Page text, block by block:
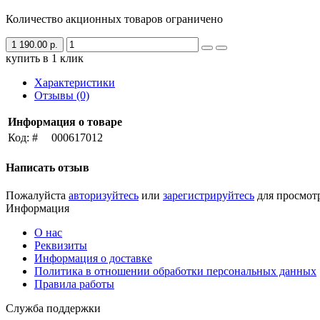
Количество акционных товаров ограничено
1 190.00 р.
купить в 1 клик
Характеристики
Отзывы (0)
Информация о товаре
Код: #
000617012
Написать отзыв
Пожалуйста авторизуйтесь или зарегистрируйтесь для
Информация
О нас
Реквизиты
Информация о доставке
Политика в отношении обработки персональных данных
Правила работы
Служба поддержки